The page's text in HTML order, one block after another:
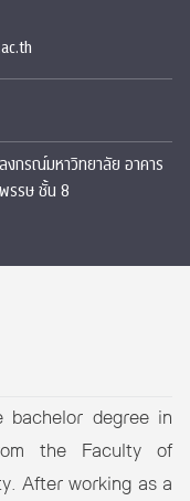
กรณ์มหาวิทยาลัย อาคาร
รรษ ชั้น 8
bachelor degree in
the Faculty of
After working as a